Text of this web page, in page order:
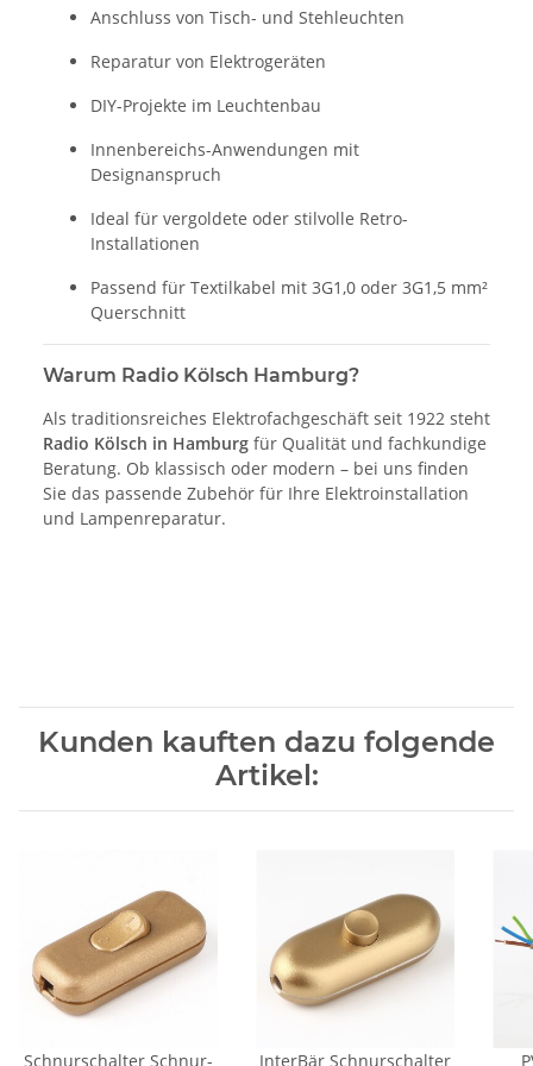
Anschluss von Tisch- und Stehleuchten
Reparatur von Elektrogeräten
DIY-Projekte im Leuchtenbau
Innenbereichs-Anwendungen mit
Designanspruch
Ideal für vergoldete oder stilvolle Retro-
Installationen
Passend für Textilkabel mit 3G1,0 oder 3G1,5 mm²
Querschnitt
Warum Radio Kölsch Hamburg?
Als traditionsreiches Elektrofachgeschäft seit 1922 steht
Radio Kölsch in Hamburg für Qualität und fachkundige
Beratung. Ob klassisch oder modern – bei uns finden
Sie das passende Zubehör für Ihre Elektroinstallation
und Lampenreparatur.
Kunden kauften dazu folgende
Artikel:
Schnurschalter Schnur-
InterBär Schnurschalter